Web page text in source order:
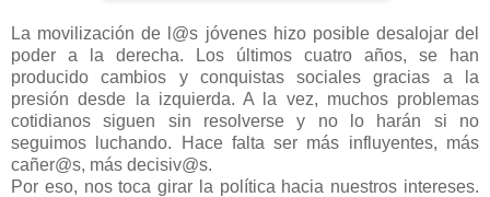
La movilización de l@s jóvenes hizo posible desalojar del
poder a la derecha. Los últimos cuatro años, se han
producido cambios y conquistas sociales gracias a la
presión desde la izquierda. A la vez, muchos problemas
cotidianos siguen sin resolverse y no lo harán si no
seguimos luchando. Hace falta ser más influyentes, más
cañer@s, más decisiv@s.
Por eso, nos toca girar la política hacia nuestros intereses.